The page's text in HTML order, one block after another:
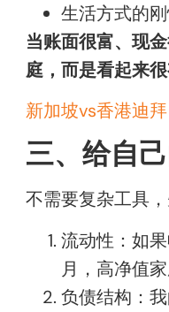
生活方式的
当账面很富、现
庭，而是看起来
新加坡vs香港迪
三、给自
不需要复杂工具
流动性：如
月，高净值
负债结构：